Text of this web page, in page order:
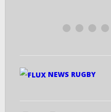
NEWS RUGBY